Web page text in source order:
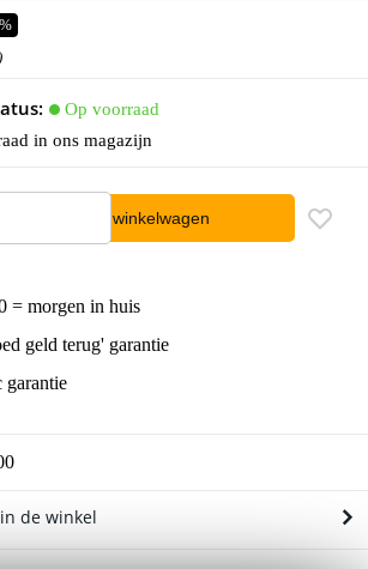
Op voorraad
in ons magazijn
In winkelwagen
= morgen in huis
geld terug' garantie
garantie
de winkel